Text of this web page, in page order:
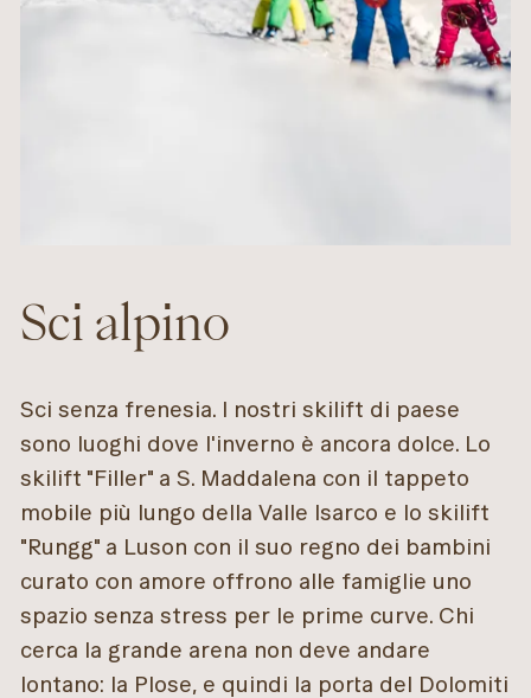
Sci alpino
Sci senza frenesia. I nostri skilift di paese
sono luoghi dove l'inverno è ancora dolce. Lo
skilift "Filler" a S. Maddalena con il tappeto
mobile più lungo della Valle Isarco e lo skilift
"Rungg" a Luson con il suo regno dei bambini
curato con amore offrono alle famiglie uno
spazio senza stress per le prime curve. Chi
cerca la grande arena non deve andare
lontano: la Plose, e quindi la porta del Dolomiti